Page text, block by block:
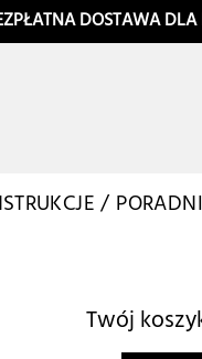
DOSTAWA
/
Twój